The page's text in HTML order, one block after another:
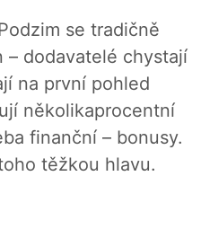
l
e
t
j
e
a
e
o
t
e
se tradičně
– dodavatelé chystají
na první pohled
několikaprocentní
finanční – bonusy.
těžkou hlavu.